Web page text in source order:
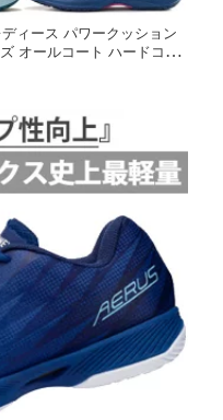
ィース パワークッション
オールコート ハードコー
無料 YONEX SHTSCWA